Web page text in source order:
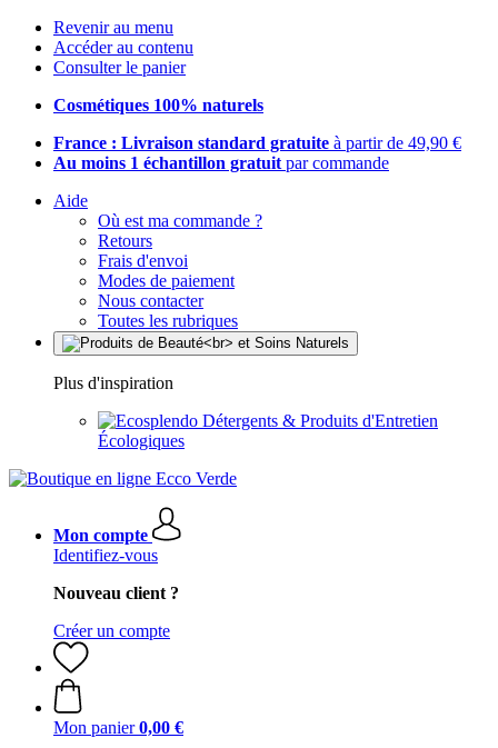
Revenir au menu
Accéder au contenu
Consulter le panier
Cosmétiques 100% naturels
France : Livraison standard gratuite à partir de 49,90 €
Au moins 1 échantillon gratuit par commande
Aide
Où est ma commande ?
Retours
Frais d'envoi
Modes de paiement
Nous contacter
Toutes les rubriques
Plus d'inspiration
Détergents & Produits d'Entretien
Écologiques
Mon compte
Identifiez-vous
Nouveau client ?
Créer un compte
Mon panier 0,00 €